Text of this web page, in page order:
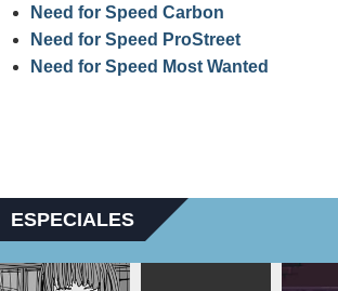
Need for Speed Carbon
Need for Speed ProStreet
Need for Speed Most Wanted
ESPECIALES